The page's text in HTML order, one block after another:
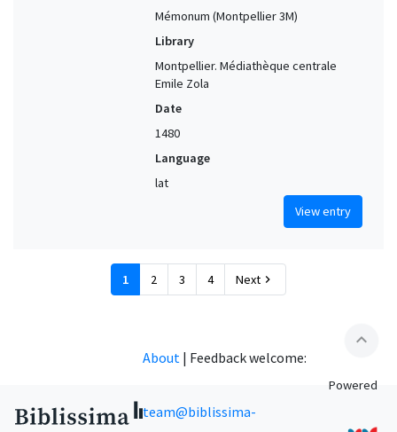
Mémonum (Montpellier 3M)
Library
Montpellier. Médiathèque centrale
Emile Zola
Date
1480
Language
lat
View entry
1 2 3 4 Next chevron_right
expand_less
About | Feedback welcome:
team@biblissima-
Powered